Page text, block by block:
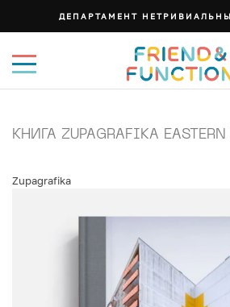
ДЕПАРТАМЕНТ
КНИГА ZUPAGRAFIKA EASTERN
Zupagrafika